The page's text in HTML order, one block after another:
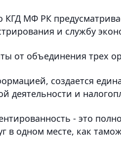
КГД МФ РК
и службу
от объединения трех
создается
деятельности и
- это
в одном месте, как